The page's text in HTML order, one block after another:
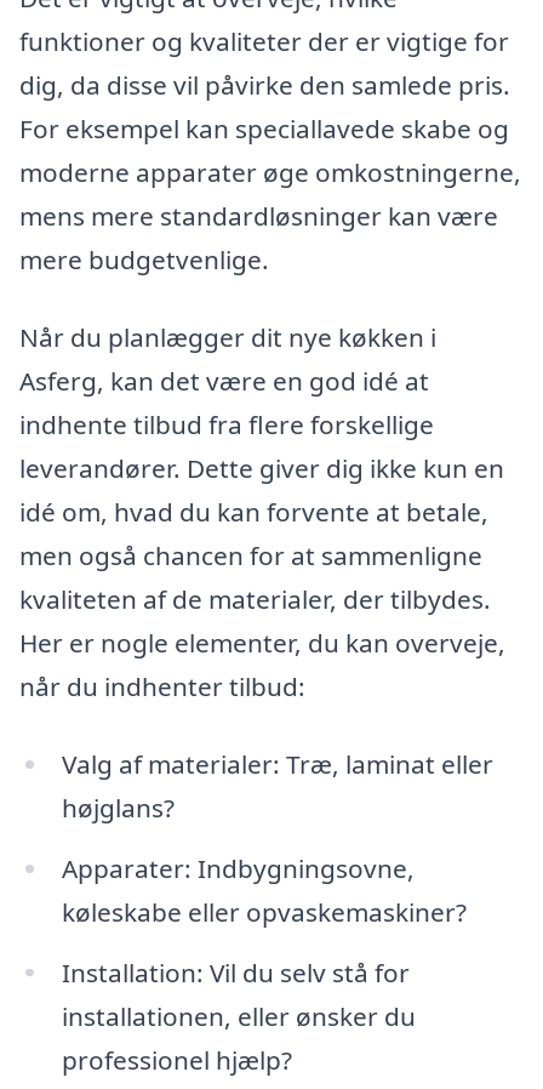
funktioner og kvaliteter der er vigtige for
dig, da disse vil påvirke den samlede pris.
For eksempel kan speciallavede skabe og
moderne apparater øge omkostningerne,
mens mere standardløsninger kan være
mere budgetvenlige.
Når du planlægger dit nye køkken i
Asferg, kan det være en god idé at
indhente tilbud fra flere forskellige
leverandører. Dette giver dig ikke kun en
idé om, hvad du kan forvente at betale,
men også chancen for at sammenligne
kvaliteten af de materialer, der tilbydes.
Her er nogle elementer, du kan overveje,
når du indhenter tilbud:
Valg af materialer: Træ, laminat eller
højglans?
Apparater: Indbygningsovne,
køleskabe eller opvaskemaskiner?
Installation: Vil du selv stå for
installationen, eller ønsker du
professionel hjælp?